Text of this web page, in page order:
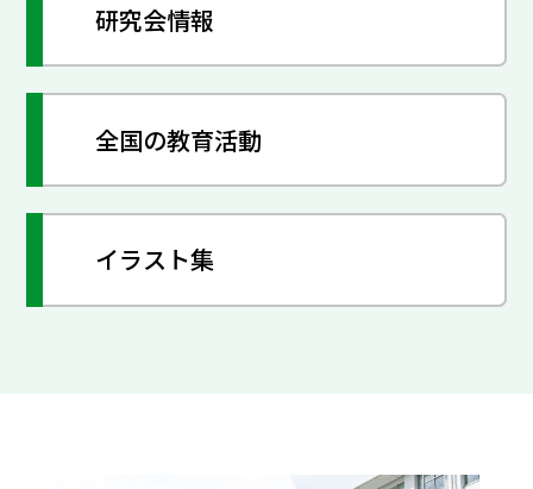
研究会情報
全国の教育活動
イラスト集